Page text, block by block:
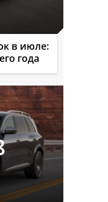
в июле:
года